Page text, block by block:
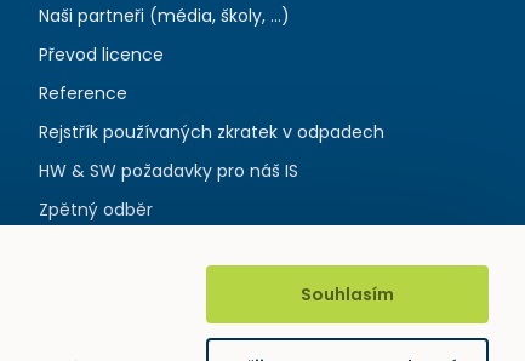
Naši partneři (média, školy, ...)
Převod licence
Reference
Rejstřík používaných zkratek v odpadech
HW & SW požadavky pro náš IS
Zpětný odběr
Souhlasím